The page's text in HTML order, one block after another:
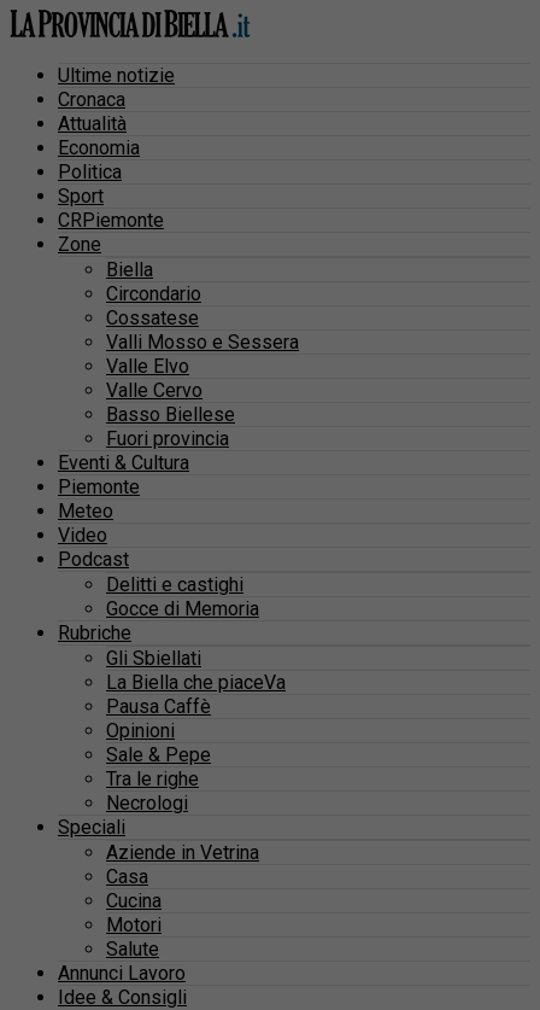
Ultime notizie
Cronaca
Attualità
Economia
Politica
Sport
CRPiemonte
Zone
Biella
Circondario
Cossatese
Valli Mosso e Sessera
Valle Elvo
Valle Cervo
Basso Biellese
Fuori provincia
Eventi & Cultura
Piemonte
Meteo
Video
Podcast
Delitti e castighi
Gocce di Memoria
Rubriche
Gli Sbiellati
La Biella che piaceVa
Pausa Caffè
Opinioni
Sale & Pepe
Tra le righe
Necrologi
Speciali
Aziende in Vetrina
Casa
Cucina
Motori
Salute
Annunci Lavoro
Idee & Consigli